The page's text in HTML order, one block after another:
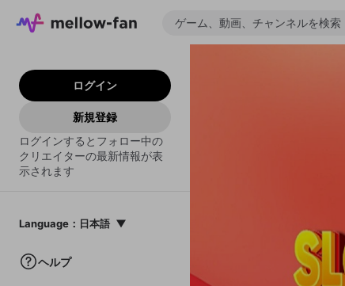
ログイン
新規登録
ログインするとフォロー中の
クリエイターの最新情報が表
示されます
Language ： 日本語
ヘルプ